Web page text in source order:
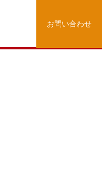
お問い合わせ